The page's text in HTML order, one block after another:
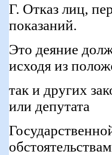
Г. Отказ лиц,
показаний.
Это деяние
исходя из
так и других
или депутата